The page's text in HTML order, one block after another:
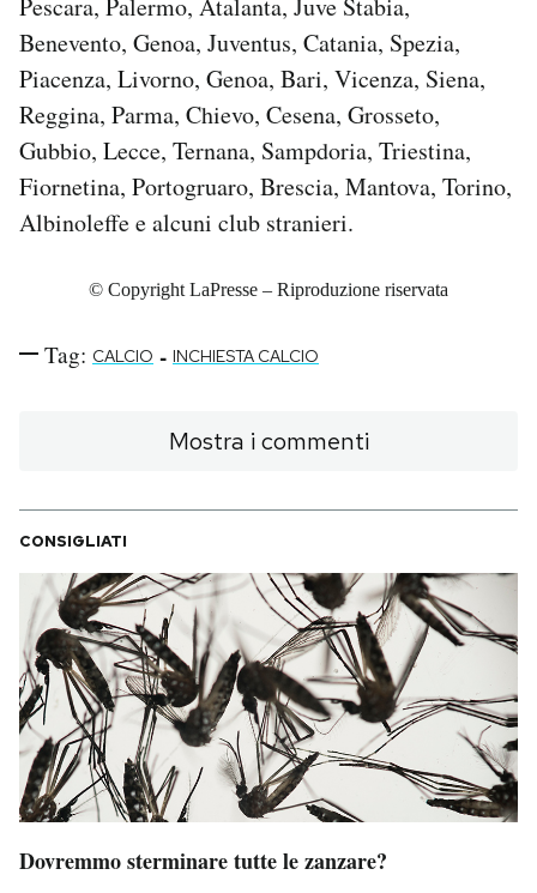
Benevento, Genoa, Juventus, Catania, Spezia,
Piacenza, Livorno, Genoa, Bari, Vicenza, Siena,
Reggina, Parma, Chievo, Cesena, Grosseto,
Gubbio, Lecce, Ternana, Sampdoria, Triestina,
Fiornetina, Portogruaro, Brescia, Mantova, Torino,
Albinoleffe e alcuni club stranieri.
© Copyright LaPresse – Riproduzione riservata
Tag: CALCIO - INCHIESTA CALCIO
Mostra i commenti
CONSIGLIATI
Dovremmo sterminare tutte le zanzare?